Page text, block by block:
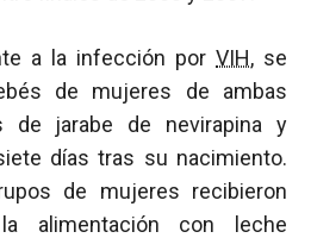
a la infección por VIH, se
de mujeres de ambas
de jarabe de nevirapina y
días tras su nacimiento.
de mujeres recibieron
alimentación con leche